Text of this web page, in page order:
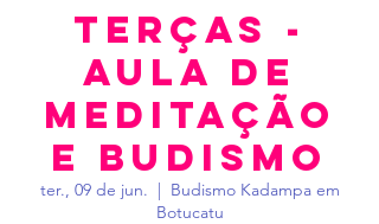
TERÇAS -
Aula de
Meditação
e Budismo
ter., 09 de jun.
  |
Budismo Kadampa em
Botucatu